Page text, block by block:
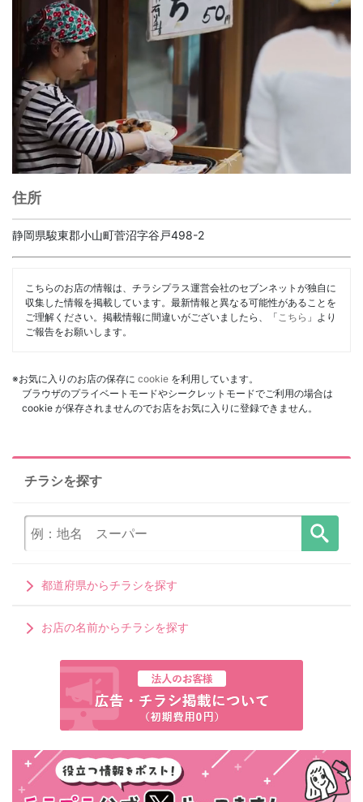
住所
静岡県駿東郡小山町菅沼字谷戸498-2
こちらのお店の情報は、チラシプラス運営会社のセブンネットが独自に
収集した情報を掲載しています。最新情報と異なる可能性があることを
ご理解ください。掲載情報に間違いがございましたら、「 こちら 」より
ご報告をお願いします。
※お気に入りのお店の保存に cookie を利用しています。
ブラウザのプライベートモードやシークレットモードでご利用の場合は
cookie が保存されませんのでお店をお気に入りに登録できません。
チラシを探す
都道府県からチラシを探す
お店の名前からチラシを探す